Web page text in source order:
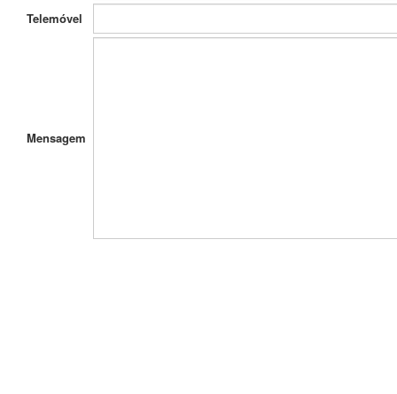
Telemóvel
Mensagem